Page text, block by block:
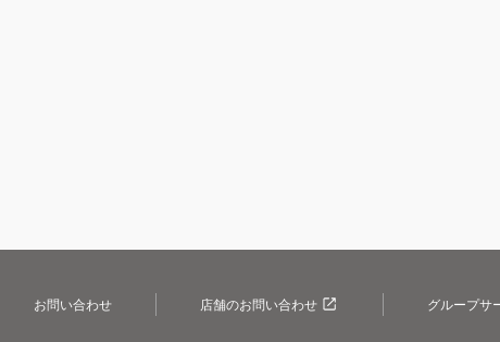
お問い合わせ 店舗のお問い合わせ グループサ